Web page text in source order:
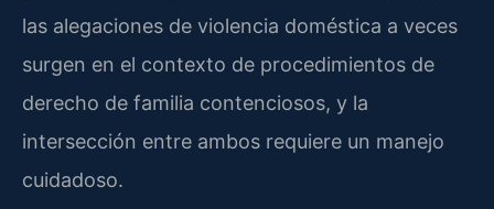
las alegaciones de violencia doméstica a veces
surgen en el contexto de procedimientos de
derecho de familia contenciosos, y la
intersección entre ambos requiere un manejo
cuidadoso.